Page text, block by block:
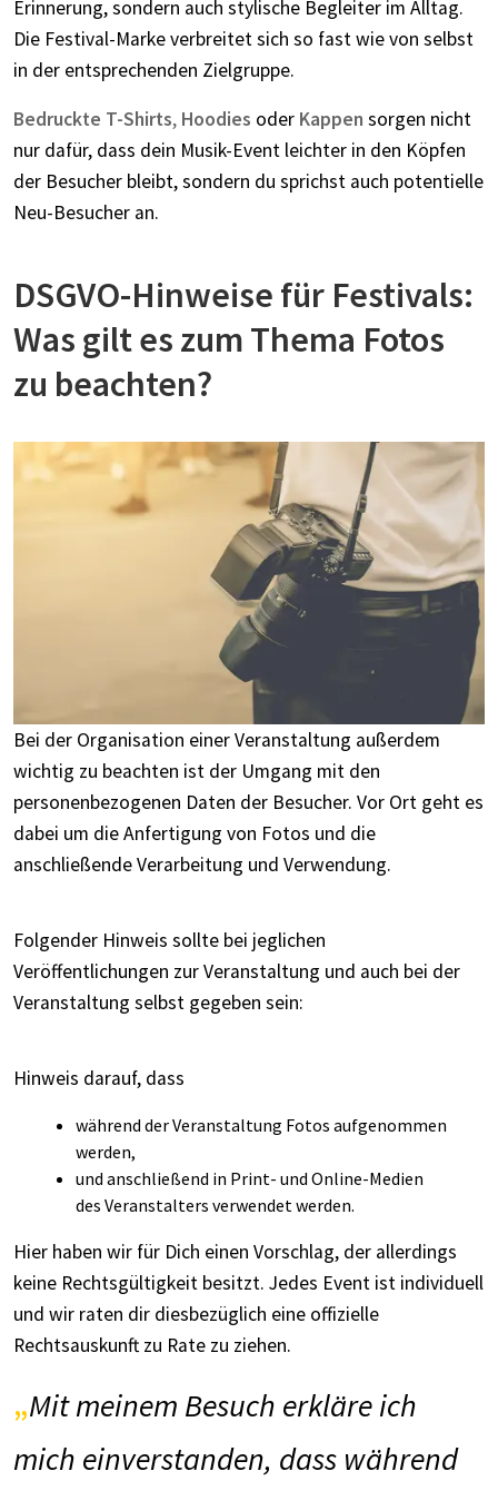
Erinnerung, sondern auch stylische Begleiter im Alltag.
Die Festival-Marke verbreitet sich so fast wie von selbst
in der entsprechenden Zielgruppe.
Bedruckte T-Shirts, Hoodies oder Kappen sorgen nicht
nur dafür, dass dein Musik-Event leichter in den Köpfen
der Besucher bleibt, sondern du sprichst auch potentielle
Neu-Besucher an.
DSGVO-Hinweise für Festivals:
Was gilt es zum Thema Fotos
zu beachten?
Bei der Organisation einer Veranstaltung außerdem
wichtig zu beachten ist der Umgang mit den
personenbezogenen Daten der Besucher. Vor Ort geht es
dabei um die Anfertigung von Fotos und die
anschließende Verarbeitung und Verwendung.
Folgender Hinweis sollte bei jeglichen
Veröffentlichungen zur Veranstaltung und auch bei der
Veranstaltung selbst gegeben sein:
Hinweis darauf, dass
während der Veranstaltung Fotos aufgenommen
werden,
und anschließend in Print- und Online-Medien
des Veranstalters verwendet werden.
Hier haben wir für Dich einen Vorschlag, der allerdings
keine Rechtsgültigkeit besitzt. Jedes Event ist individuell
und wir raten dir diesbezüglich eine offizielle
Rechtsauskunft zu Rate zu ziehen.
Mit meinem Besuch erkläre ich
mich einverstanden, dass während